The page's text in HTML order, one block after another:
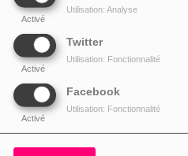
Activé
Utilisation: Analyse
Twitter
Activé
Utilisation: Fonctionnalité
Facebook
Activé
Utilisation: Fonctionnalité